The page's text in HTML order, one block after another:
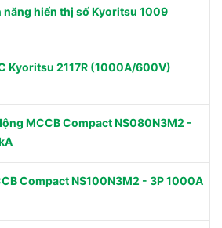
năng hiển thị số Kyoritsu 1009
Kyoritsu 2117R (1000A/600V)
MCCB Compact NS080N3M2 -
Compact NS100N3M2 - 3P 1000A